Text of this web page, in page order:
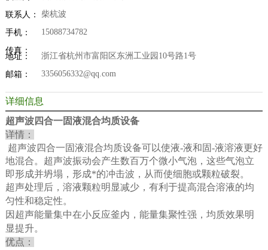
联系人： 柴杭波
手机： 15088734782
传真：
地址： 浙江省杭州市富阳区东洲工业园10号路1号
邮箱： 3356056332@qq.com
详细信息
超声波四合一固液混合均质设备
详情：
超声波四合一固液混合均质设备可以使液-液和固-液溶液更好
地混合。超声波振动会产生数百万个微小气泡，这些气泡立
即形成并坍塌，形成*的冲击波，从而使细胞或颗粒破裂。
超声处理后，溶液颗粒明显减少，有利于提高混合溶液的均
匀性和稳定性。
因超声能量集中在小反应釜内，能量集聚性强，均质效果明
显提升。
优点：